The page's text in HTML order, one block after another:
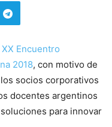
XX Encuentro
2018, con motivo de
socios corporativos
docentes argentinos
para innovar